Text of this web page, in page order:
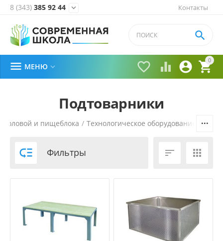
Контакты
8 (343) 385 92 44 
0


 

 МЕНЮ 
Подтоварники
и пищеблока / Технологическое оборудование
 Фильтры  